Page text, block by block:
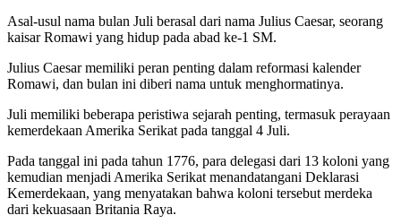
Asal-usul nama bulan Juli berasal dari nama Julius Caesar, seorang
kaisar Romawi yang hidup pada abad ke-1 SM.
Julius Caesar memiliki peran penting dalam reformasi kalender
Romawi, dan bulan ini diberi nama untuk menghormatinya.
Juli memiliki beberapa peristiwa sejarah penting, termasuk perayaan
kemerdekaan Amerika Serikat pada tanggal 4 Juli.
Pada tanggal ini pada tahun 1776, para delegasi dari 13 koloni yang
kemudian menjadi Amerika Serikat menandatangani Deklarasi
Kemerdekaan, yang menyatakan bahwa koloni tersebut merdeka
dari kekuasaan Britania Raya.